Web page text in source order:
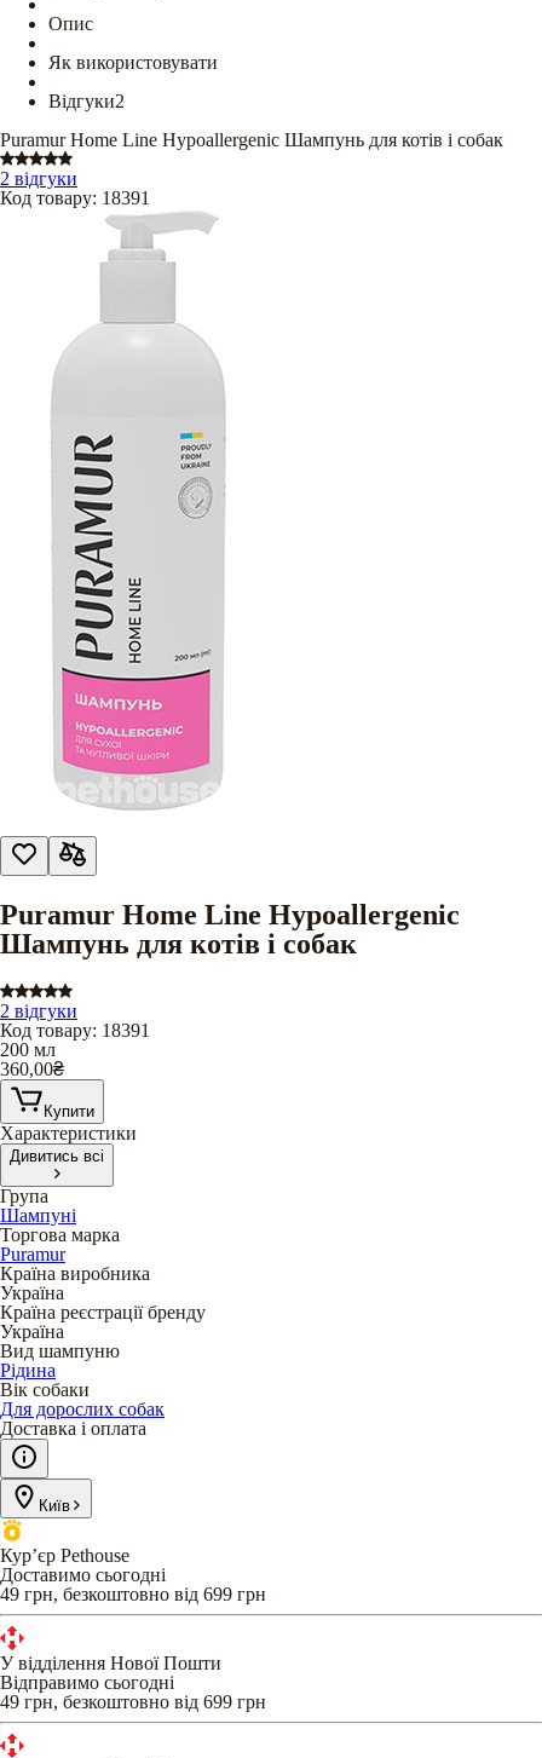
Опис
Як використовувати
Відгуки2
Puramur Home Line Hypoallergenic Шампунь для котів і собак
2 відгуки
Код товару: 18391
Puramur Home Line Hypoallergenic
Шампунь для котів і собак
2 відгуки
Код товару: 18391
200 мл
360,00₴
Купити
Характеристики
Дивитись всі
Група
Шампуні
Торгова марка
Puramur
Країна виробника
Україна
Країна реєстрації бренду
Україна
Вид шампуню
Рідина
Вік собаки
Для дорослих собак
Доставка і оплата
Київ
Кур’єр Pethouse
Доставимо сьогодні
49 грн, безкоштовно від 699 грн
У відділення Нової Пошти
Відправимо сьогодні
49 грн, безкоштовно від 699 грн